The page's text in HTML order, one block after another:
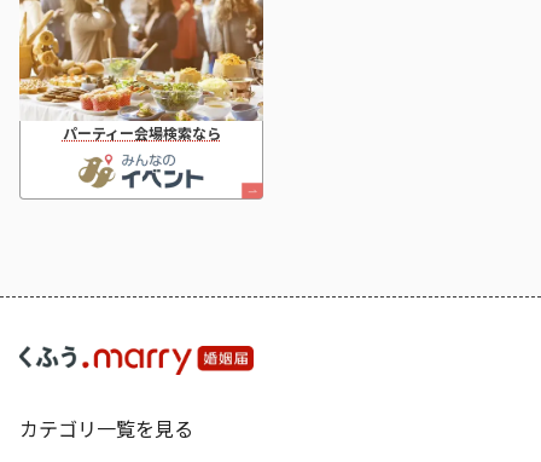
パーティー会場検索なら
カテゴリ一覧を見る